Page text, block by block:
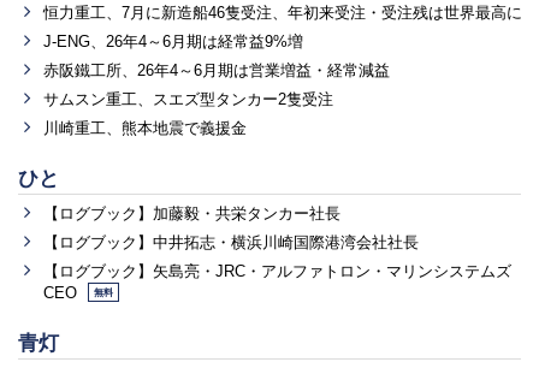
恒力重工、7月に新造船46隻受注、年初来受注・受注残は世界最高に
J-ENG、26年4～6月期は経常益9%増
赤阪鐵工所、26年4～6月期は営業増益・経常減益
サムスン重工、スエズ型タンカー2隻受注
川崎重工、熊本地震で義援金
ひと
【ログブック】加藤毅・共栄タンカー社長
【ログブック】中井拓志・横浜川崎国際港湾会社社長
【ログブック】矢島亮・JRC・アルファトロン・マリンシステムズ
CEO
無料
青灯